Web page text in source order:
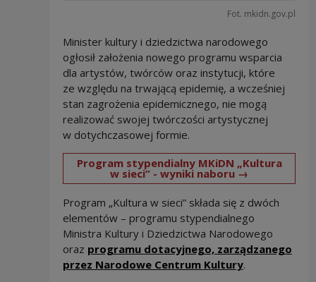
Fot. mkidn.gov.pl
Minister kultury i dziedzictwa narodowego
ogłosił założenia nowego programu wsparcia
dla artystów, twórców oraz instytucji, które
ze względu na trwającą epidemię, a wcześniej
stan zagrożenia epidemicznego, nie mogą
realizować swojej twórczości artystycznej
w dotychczasowej formie.
Program stypendialny MKiDN „Kultura
w sieci” - wyniki naboru →
Program „Kultura w sieci” składa się z dwóch
elementów – programu stypendialnego
Ministra Kultury i Dziedzictwa Narodowego
oraz programu dotacyjnego, zarządzanego
przez Narodowe Centrum Kultury.